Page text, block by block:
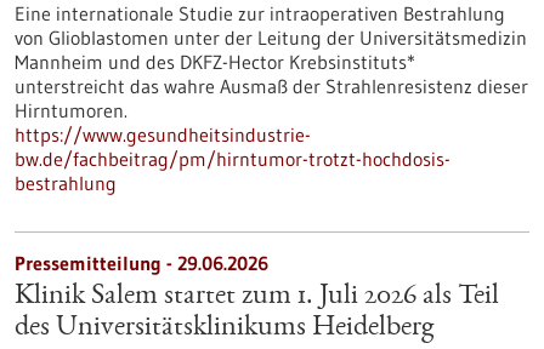
Eine internationale Studie zur intraoperativen Bestrahlung
von Glioblastomen unter der Leitung der Universitätsmedizin
Mannheim und des DKFZ-Hector Krebsinstituts*
unterstreicht das wahre Ausmaß der Strahlenresistenz dieser
Hirntumoren.
https://www.gesundheitsindustrie-
bw.de/fachbeitrag/pm/hirntumor-trotzt-hochdosis-
bestrahlung
Pressemitteilung - 29.06.2026
Klinik Salem startet zum 1. Juli 2026 als Teil
des Universitätsklinikums Heidelberg